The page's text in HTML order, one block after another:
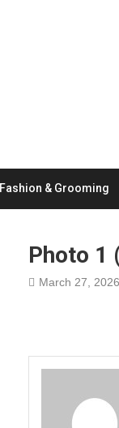
Fashion & Grooming
Photo 1
March 27, 2026